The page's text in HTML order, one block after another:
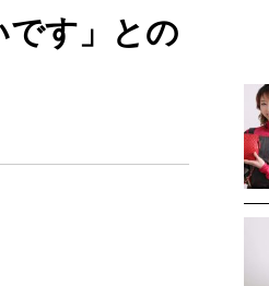
です」との